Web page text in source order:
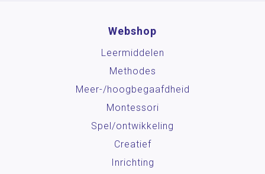
Webshop
Leermiddelen
Methodes
Meer-/hoog­begaafdheid
Montessori
Spel/ontwikkeling
Creatief
Inrichting